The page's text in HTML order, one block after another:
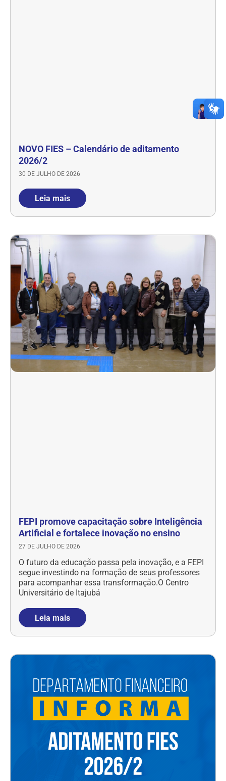
NOVO FIES – Calendário de aditamento
2026/2
30 DE JULHO DE 2026
Leia mais
FEPI promove capacitação sobre Inteligência
Artificial e fortalece inovação no ensino
27 DE JULHO DE 2026
O futuro da educação passa pela inovação, e a FEPI
segue investindo na formação de seus professores
para acompanhar essa transformação.O Centro
Universitário de Itajubá
Leia mais